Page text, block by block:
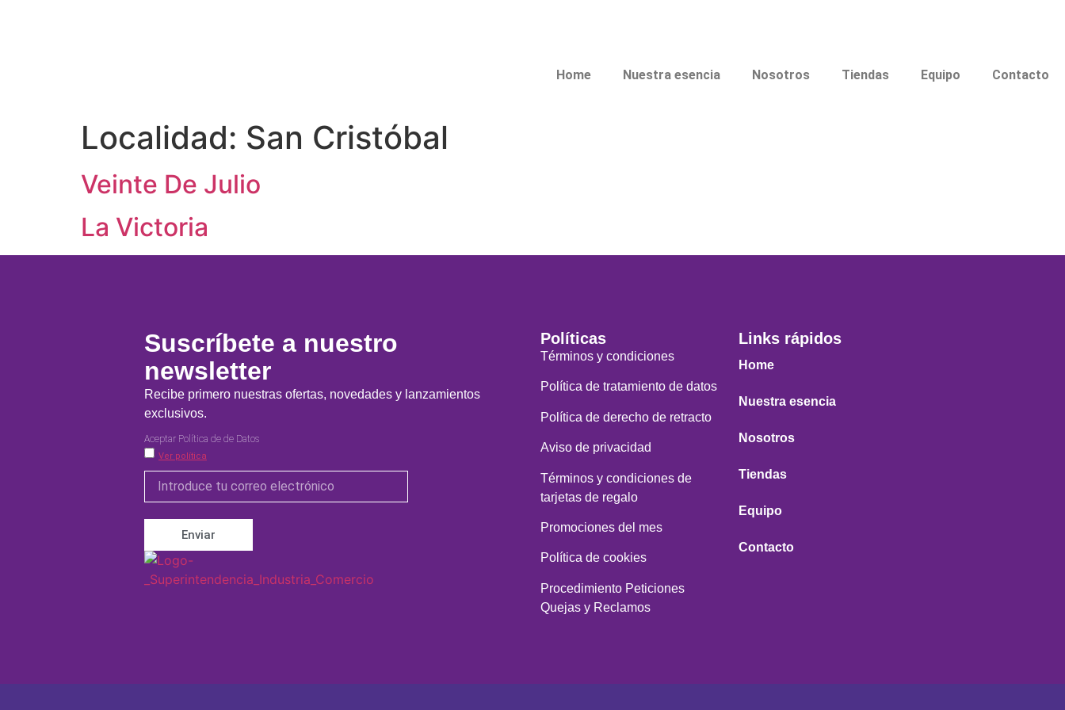
Home Nuestra esencia Nosotros Tiendas Equipo Contacto
Localidad: San Cristóbal
Veinte De Julio
La Victoria
Suscríbete a nuestro
newsletter
Recibe primero nuestras ofertas, novedades y lanzamientos
exclusivos.
Aceptar Política de de Datos
Ver política
Enviar
Políticas
Términos y condiciones
Política de tratamiento de datos
Política de derecho de retracto
Aviso de privacidad
Términos y condiciones de
tarjetas de regalo
Promociones del mes
Política de cookies
Procedimiento Peticiones
Quejas y Reclamos
Links rápidos
Home
Nuestra esencia
Nosotros
Tiendas
Equipo
Contacto